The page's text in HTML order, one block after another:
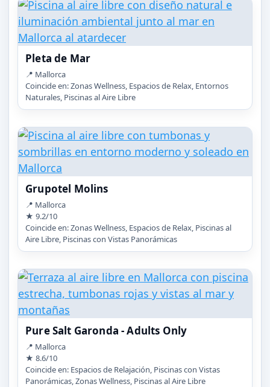
Pleta de Mar
📍 Mallorca
Coincide en: Zonas Wellness, Espacios de Relax, Entornos
Naturales, Piscinas al Aire Libre
Grupotel Molins
📍 Mallorca
★ 9.2/10
Coincide en: Zonas Wellness, Espacios de Relax, Piscinas al
Aire Libre, Piscinas con Vistas Panorámicas
Pure Salt Garonda - Adults Only
📍 Mallorca
★ 8.6/10
Coincide en: Espacios de Relajación, Piscinas con Vistas
Panorámicas, Zonas Wellness, Piscinas al Aire Libre